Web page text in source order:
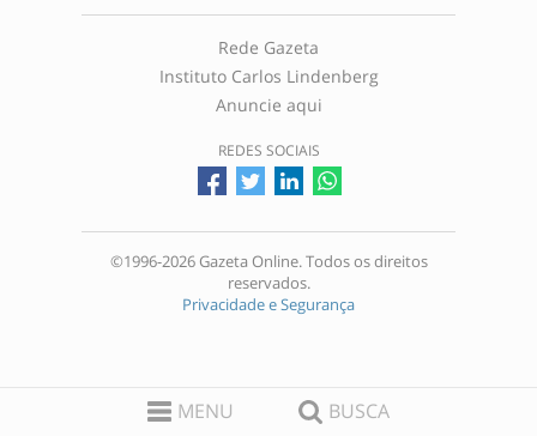
MENU BUSCA
Rede Gazeta
Instituto Carlos Lindenberg
Anuncie aqui
REDES SOCIAIS
©1996-2026 Gazeta Online. Todos os direitos
reservados.
Privacidade e Segurança